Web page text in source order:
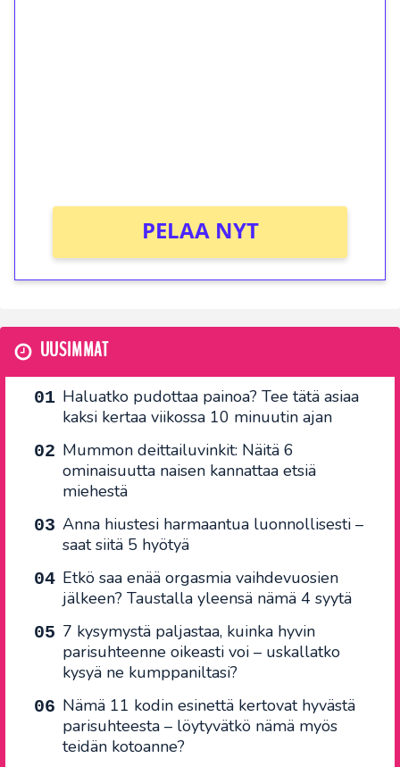
PELAA NYT
UUSIMMAT
Haluatko pudottaa painoa? Tee tätä asiaa
kaksi kertaa viikossa 10 minuutin ajan
Mummon deittailuvinkit: Näitä 6
ominaisuutta naisen kannattaa etsiä
miehestä
Anna hiustesi harmaantua luonnollisesti –
saat siitä 5 hyötyä
Etkö saa enää orgasmia vaihdevuosien
jälkeen? Taustalla yleensä nämä 4 syytä
7 kysymystä paljastaa, kuinka hyvin
parisuhteenne oikeasti voi – uskallatko
kysyä ne kumppaniltasi?
Nämä 11 kodin esinettä kertovat hyvästä
parisuhteesta – löytyvätkö nämä myös
teidän kotoanne?